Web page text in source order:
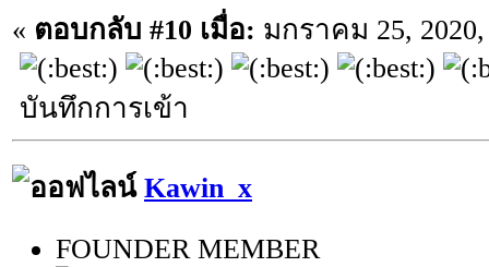
« ตอบกลับ #10 เมื่อ: มกราคม 25, 2020,
บันทึกการเข้า
Kawin_x
FOUNDER MEMBER